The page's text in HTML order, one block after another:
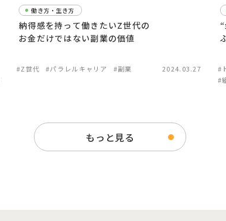
働き方・生き方
納得感を持って働きたいZ世代の
お金だけではない副業の価値
#Z世代 #パラレルキャリア #副業 2024.03.27 #
#
もっと見る